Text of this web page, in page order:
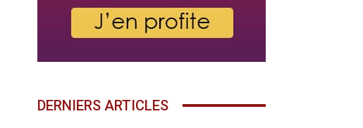
DERNIERS ARTICLES